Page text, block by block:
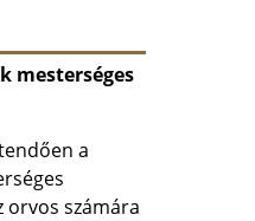
mesterséges
a
orvos számára